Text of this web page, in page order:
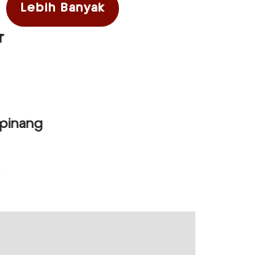
Lebih Banyak